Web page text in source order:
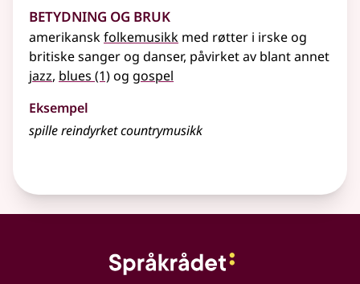
Betydning og bruk
amerikanskfolkemusikk med røtter i irske og
britiske sanger og danser, påvirket av blant annet
jazz, blues (1)og gospel
Eksempel
spille reindyrket countrymusikk